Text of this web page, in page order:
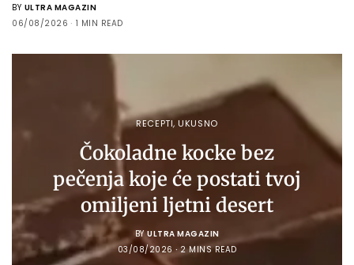
BY ULTRA MAGAZIN
06/08/2026
1 MIN READ
RECEPTI, UKUSNO
Čokoladne kocke bez
pečenja koje će postati tvoj
omiljeni ljetni desert
BY ULTRA MAGAZIN
03/08/2026
2 MINS READ